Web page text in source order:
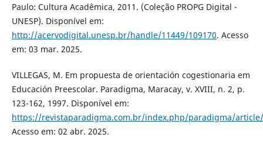
Paulo: Cultura Acadêmica, 2011. (Coleção PROPG Digital -
UNESP). Disponível em:
http://acervodigital.unesp.br/handle/11449/109170. Acesso
em: 03 mar. 2025.
VILLEGAS, M. Em propuesta de orientación cogestionaria em
Educación Preescolar. Paradigma, Maracay, v. XVIII, n. 2, p.
123-162, 1997. Disponível em:
https://revistaparadigma.com.br/index.php/paradigma/
Acesso em: 02 abr. 2025.